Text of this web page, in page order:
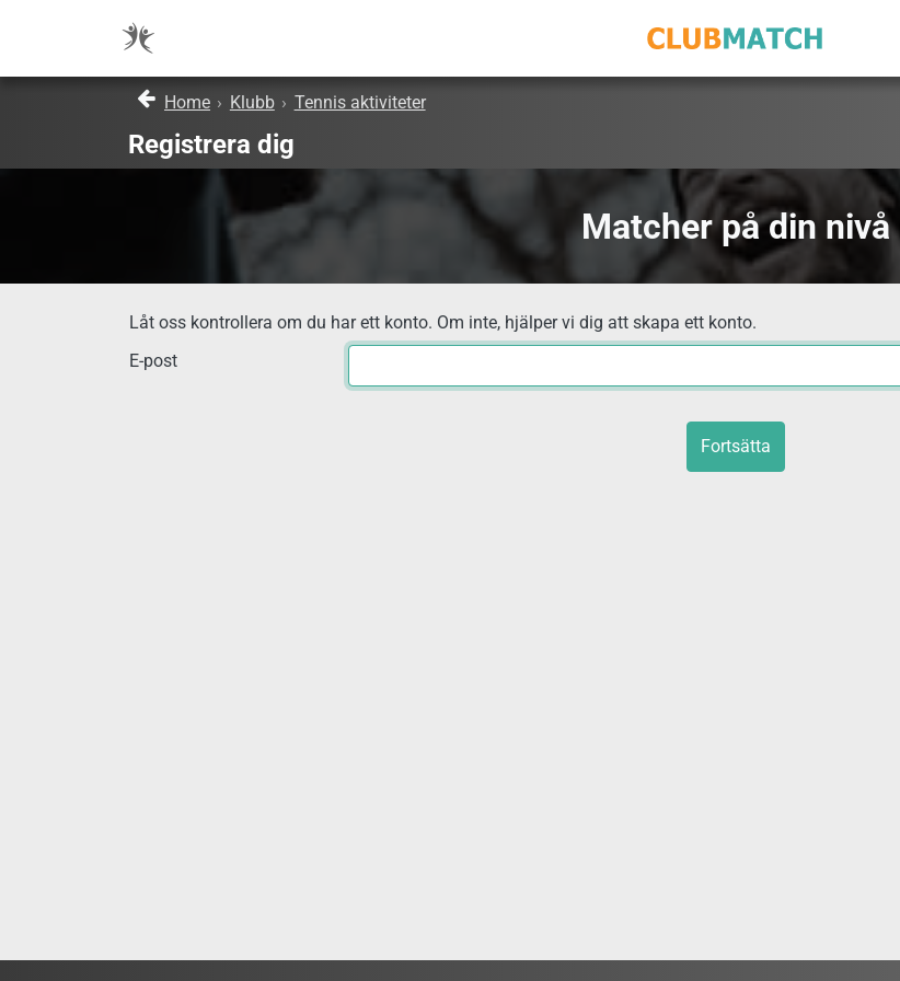
Home › Klubb › Tennis aktiviteter
Registrera dig
Matcher på din nivå
Låt oss kontrollera om du har ett konto. Om inte, hjälper vi dig att skapa ett konto.
E-post
Fortsätta